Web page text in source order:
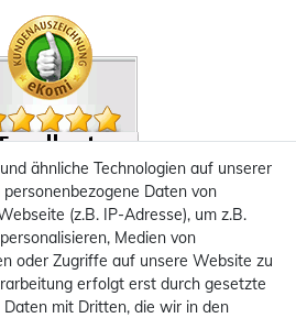
ähnliche Technologien auf unserer
Daten von
(z.B. IP-Adresse), um z.B.
Medien von
oder Zugriffe auf unsere Website zu
erfolgt erst durch gesetzte
mit Dritten, die wir in den